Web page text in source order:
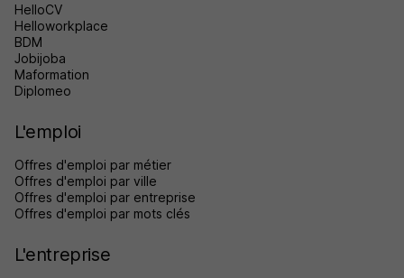
HelloCV
Helloworkplace
BDM
Jobijoba
Maformation
Diplomeo
L'emploi
Offres d'emploi par métier
Offres d'emploi par ville
Offres d'emploi par entreprise
Offres d'emploi par mots clés
L'entreprise